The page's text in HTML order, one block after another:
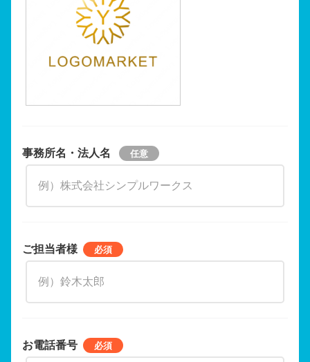
事務所名・法人名
ご担当者様
お電話番号